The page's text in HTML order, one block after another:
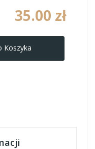
35.00 zł
Koszyka